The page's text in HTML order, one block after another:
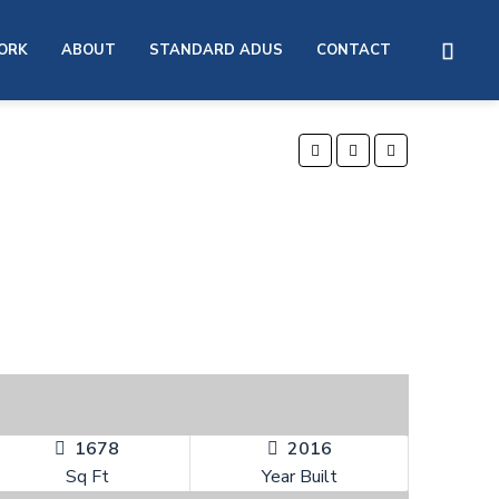
ABOUT STANDARD ADUS CONTACT
1678
Sq Ft
2016
Year Built